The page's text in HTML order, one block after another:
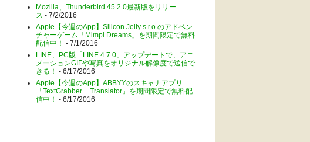
Mozilla、Thunderbird 45.2.0最新版をリリー
ス - 7/2/2016
Apple【今週のApp】Silicon Jelly s.r.o.のアドベン
チャーゲーム「Mimpi Dreams」を期間限定で無料
配信中！ - 7/1/2016
LINE、PC版「LINE 4.7.0」アップデートで、アニ
メーションGIFや写真をオリジナル解像度で送信で
きる！ - 6/17/2016
Apple【今週のApp】ABBYYのスキャナアプリ
「TextGrabber + Translator」を期間限定で無料配
信中！ - 6/17/2016